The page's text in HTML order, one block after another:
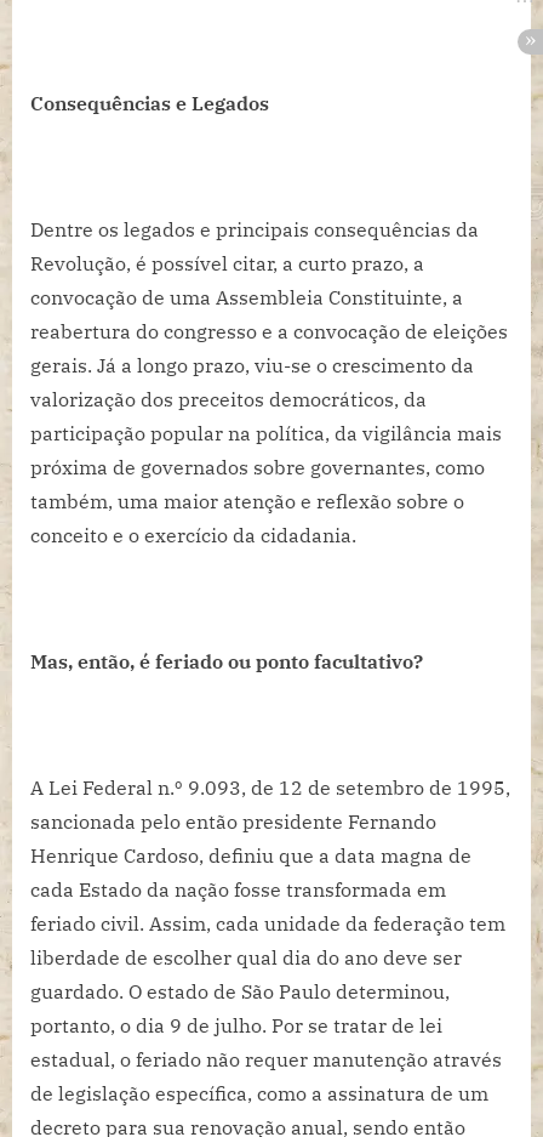
Consequências e Legados
Dentre os legados e principais consequências da
Revolução, é possível citar, a curto prazo, a
convocação de uma Assembleia Constituinte, a
reabertura do congresso e a convocação de eleições
gerais. Já a longo prazo, viu-se o crescimento da
valorização dos preceitos democráticos, da
participação popular na política, da vigilância mais
próxima de governados sobre governantes, como
também, uma maior atenção e reflexão sobre o
conceito e o exercício da cidadania.
Mas, então, é feriado ou ponto facultativo?
A Lei Federal n.º 9.093, de 12 de setembro de 1995,
sancionada pelo então presidente Fernando
Henrique Cardoso, definiu que a data magna de
cada Estado da nação fosse transformada em
feriado civil. Assim, cada unidade da federação tem
liberdade de escolher qual dia do ano deve ser
guardado. O estado de São Paulo determinou,
portanto, o dia 9 de julho. Por se tratar de lei
estadual, o feriado não requer manutenção através
de legislação específica, como a assinatura de um
decreto para sua renovação anual, sendo então